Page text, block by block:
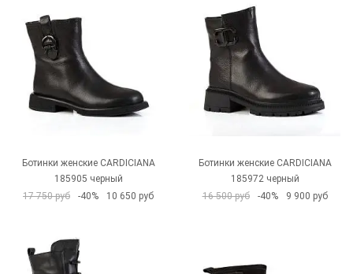
Ботинки женские CARDICIANA
185905 черный
17 750 руб
-40% 10 650 руб
Ботинки женские CARDICIANA
185972 черный
16 500 руб
-40% 9 900 руб